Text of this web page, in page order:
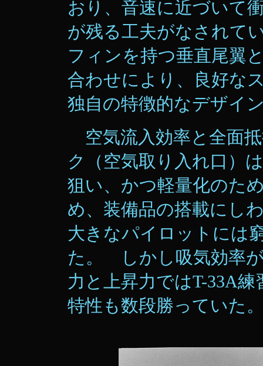
おり、音速に近づいて
が残る工夫がなされて
フィンを持つ垂直尾翼
合わせにより、良好な
独自の特徴的なデザイ
空気流入効率と全面
ク（空気取り入れ口）
狙い、かつ軽量化のた
め、装備品の搭載にし
大きなパイロットには
た。 しかし吸気効率
力と上昇力ではT-33A
特性も数段勝っていた